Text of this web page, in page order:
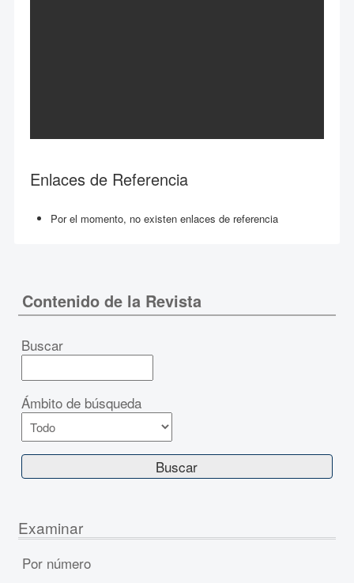
Enlaces de Referencia
Por el momento, no existen enlaces de referencia
Contenido de la Revista
Buscar
Ámbito de búsqueda
Examinar
Por número